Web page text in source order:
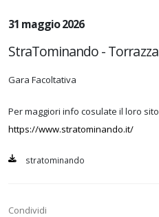
31 maggio 2026
StraTominando - Torrazza
Gara Facoltativa
Per maggiori info cosulate il loro sito
https://www.stratominando.it/
stratominando
Condividi